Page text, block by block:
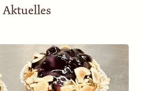
Aktuelles